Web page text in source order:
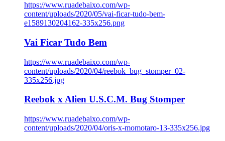
https://www.ruadebaixo.com/wp-
content/uploads/2020/05/vai-ficar-tudo-bem-
e1589130204162-335x256.png
Vai Ficar Tudo Bem
https://www.ruadebaixo.com/wp-
content/uploads/2020/04/reebok_bug_stomper_02-
335x256.jpg
Reebok x Alien U.S.C.M. Bug Stomper
https://www.ruadebaixo.com/wp-
content/uploads/2020/04/oris-x-momotaro-13-335x256.jpg